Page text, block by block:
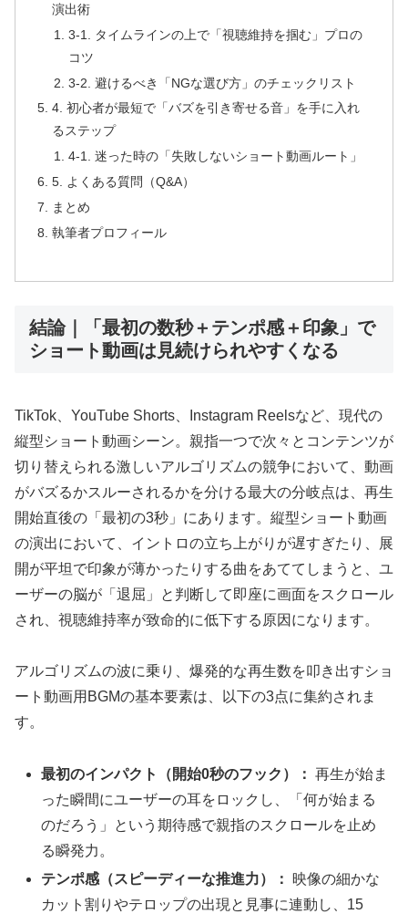
演出術
3-1. タイムラインの上で「視聴維持を掴む」プロの
コツ
3-2. 避けるべき「NGな選び方」のチェックリスト
4. 初心者が最短で「バズを引き寄せる音」を手に入れ
るステップ
4-1. 迷った時の「失敗しないショート動画ルート」
5. よくある質問（Q&A）
まとめ
執筆者プロフィール
結論｜「最初の数秒＋テンポ感＋印象」で
ショート動画は見続けられやすくなる
TikTok、YouTube Shorts、Instagram Reelsなど、現代の
縦型ショート動画シーン。親指一つで次々とコンテンツが
切り替えられる激しいアルゴリズムの競争において、動画
がバズるかスルーされるかを分ける最大の分岐点は、再生
開始直後の「最初の3秒」にあります。縦型ショート動画
の演出において、イントロの立ち上がりが遅すぎたり、展
開が平坦で印象が薄かったりする曲をあててしまうと、ユ
ーザーの脳が「退屈」と判断して即座に画面をスクロール
され、視聴維持率が致命的に低下する原因になります。
アルゴリズムの波に乗り、爆発的な再生数を叩き出すショ
ート動画用BGMの基本要素は、以下の3点に集約されま
す。
最初のインパクト（開始0秒のフック）： 再生が始ま
った瞬間にユーザーの耳をロックし、「何が始まる
のだろう」という期待感で親指のスクロールを止め
る瞬発力。
テンポ感（スピーディーな推進力）：
映像の細かな
カット割りやテロップの出現と見事に連動し、15